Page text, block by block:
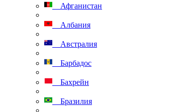
Афганистан
Албания
Австралия
Барбадос
Бахрейн
Бразилия